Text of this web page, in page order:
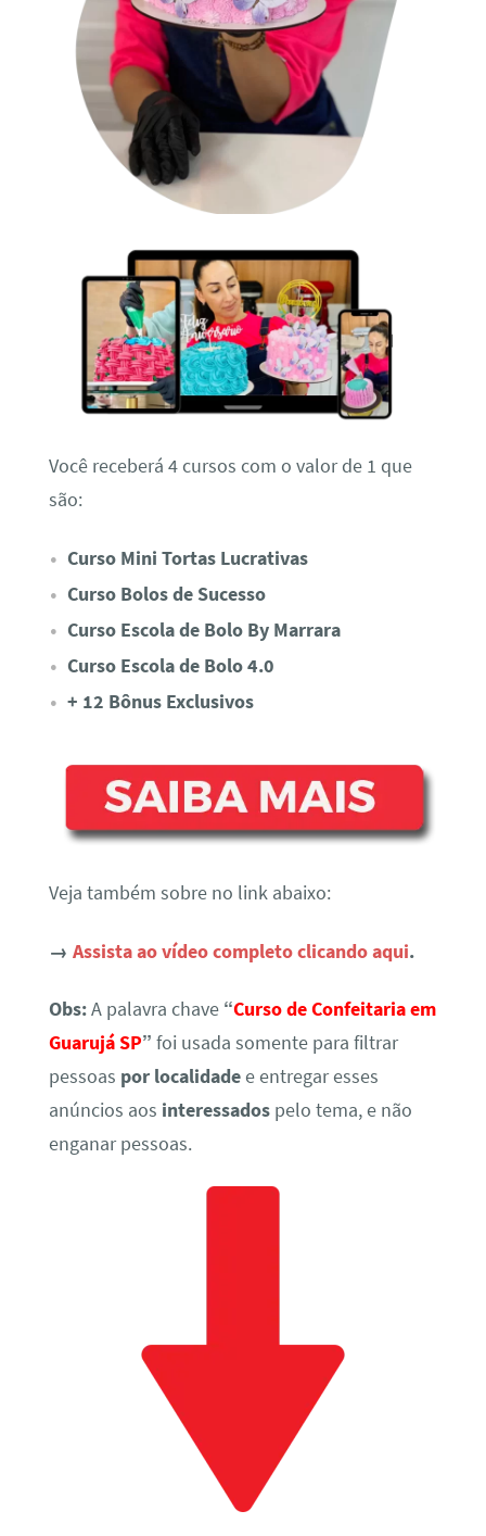
Você receberá 4 cursos com o valor de 1 que
são:
Curso Mini Tortas Lucrativas
Curso Bolos de Sucesso
Curso Escola de Bolo By Marrara
Curso Escola de Bolo 4.0
+ 12 Bônus Exclusivos
Veja também sobre no link abaixo:
→ Assista ao vídeo completo clicando aqui.
Obs:A palavra chave “Curso de Confeitaria em
Guarujá SP” foi usada somente para filtrar
pessoas por localidadee entregar esses
anúncios aos interessadospelo tema, e não
enganar pessoas.